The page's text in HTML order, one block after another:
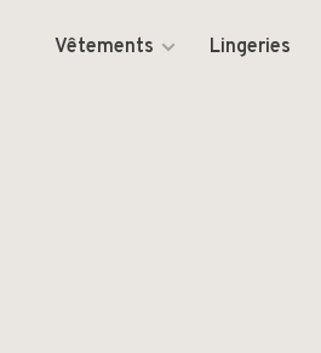
Vêtements Lingeries